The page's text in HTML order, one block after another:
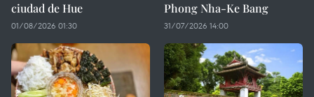
ciudad de Hue
01/08/2026 01:30
Phong Nha-Ke Bang
31/07/2026 14:00